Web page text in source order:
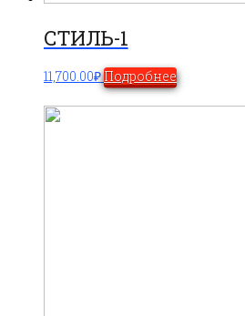
СТИЛЬ-1
11,700.00₽Подробнее